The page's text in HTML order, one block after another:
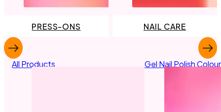
PRESS-ONS NAIL CARE
All Products Gel Nail Polish